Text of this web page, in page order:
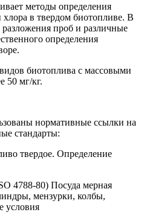
методы определения
в твердом биотопливе. В
проб и различные
определения
биотоплива с массовыми
50 мг/кг.
нормативные ссылки на
стандарты:
твердое. Определение
4788-80) Посуда мерная
мензурки, колбы,
условия